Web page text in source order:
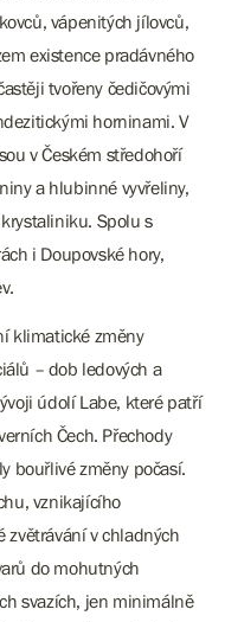
vápenitých jílovců,
existence pradávného
tvořeny čedičovými
horninami. V
v Českém středohoří
a hlubinné vyvřeliny,
Spolu s
i Doupovské hory,
klimatické změny
– dob ledových a
údolí Labe, které patří
Čech. Přechody
bouřlivé změny počasí.
vznikajícího
zvětrávání v chladných
do mohutných
svazích, jen minimálně